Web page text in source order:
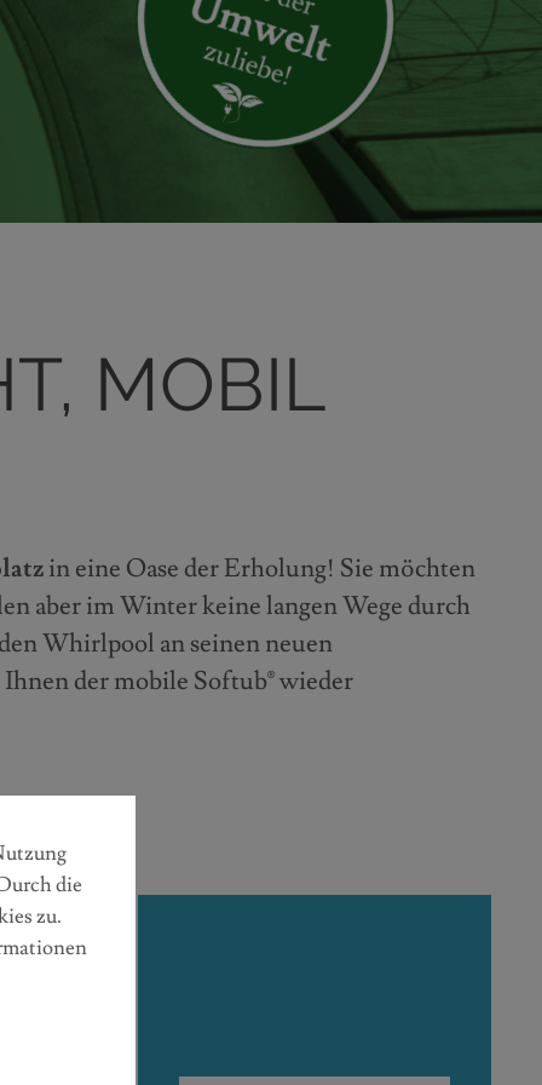
MOBIL
in eine Oase der Erholung! Sie möchten
aber im Winter keine langen Wege durch
Whirlpool an seinen neuen
der mobile Softub® wieder
die
zu.